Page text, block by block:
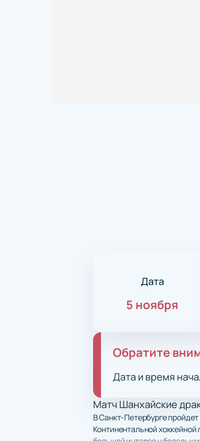
Дата
5 ноября
Обратите
Дата и время
Матч Шанхайские
В Санкт-Петербурге
Континентальной